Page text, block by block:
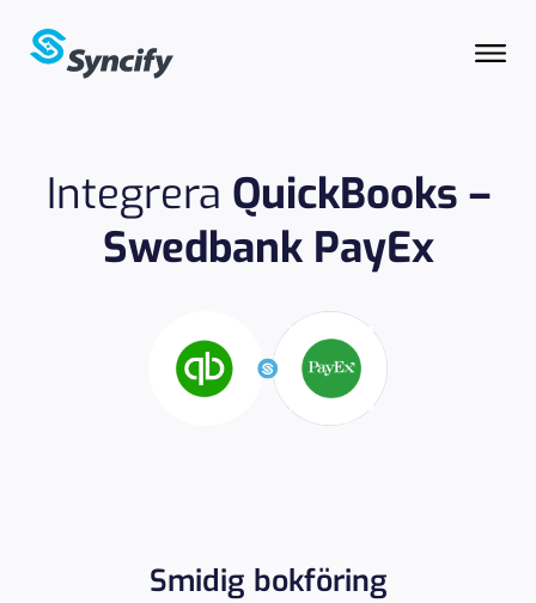
Integrera QuickBooks –
Swedbank PayEx
Smidig bokföring